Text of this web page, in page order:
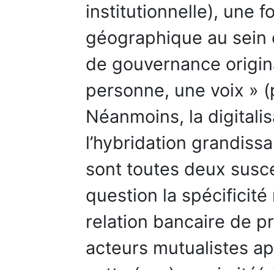
institutionnelle), une
géographique au
de gouvernance
personne, une voix »
Néanmoins, la
l’hybridation
sont toutes deux
question la spécificité
relation bancaire de
acteurs mutualistes